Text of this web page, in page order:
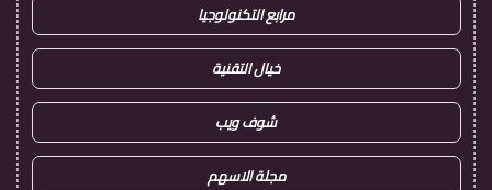
مرابع التكنولوجيا
خيال التقنية
شوف ويب
مجلة الاسهم